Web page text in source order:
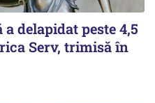
delapidat peste 4,5
Serv, trimisă în